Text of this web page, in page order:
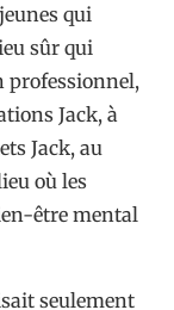
qui
sûr qui
professionnel,
Jack, à
Jack, au
où les
être mental
seulement